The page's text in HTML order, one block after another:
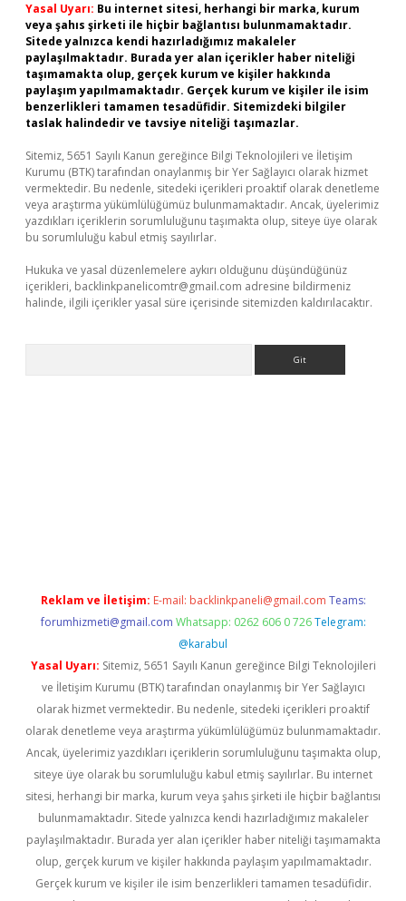
Yasal Uyarı: Bu internet sitesi, herhangi bir marka, kurum
veya şahıs şirketi ile hiçbir bağlantısı bulunmamaktadır.
Sitede yalnızca kendi hazırladığımız makaleler
paylaşılmaktadır. Burada yer alan içerikler haber niteliği
taşımamakta olup, gerçek kurum ve kişiler hakkında
paylaşım yapılmamaktadır. Gerçek kurum ve kişiler ile isim
benzerlikleri tamamen tesadüfidir. Sitemizdeki bilgiler
taslak halindedir ve tavsiye niteliği taşımazlar.
Sitemiz, 5651 Sayılı Kanun gereğince Bilgi Teknolojileri ve İletişim
Kurumu (BTK) tarafından onaylanmış bir Yer Sağlayıcı olarak hizmet
vermektedir. Bu nedenle, sitedeki içerikleri proaktif olarak denetleme
veya araştırma yükümlülüğümüz bulunmamaktadır. Ancak, üyelerimiz
yazdıkları içeriklerin sorumluluğunu taşımakta olup, siteye üye olarak
bu sorumluluğu kabul etmiş sayılırlar.
Hukuka ve yasal düzenlemelere aykırı olduğunu düşündüğünüz
içerikleri, backlinkpanelicomtr@gmail.com adresine bildirmeniz
halinde, ilgili içerikler yasal süre içerisinde sitemizden kaldırılacaktır.
Reklam ve İletişim: E-mail: backlinkpaneli@gmail.com Teams:
forumhizmeti@gmail.com Whatsapp: 0262 606 0 726 Telegram:
@karabul
Yasal Uyarı: Sitemiz, 5651 Sayılı Kanun gereğince Bilgi Teknolojileri
ve İletişim Kurumu (BTK) tarafından onaylanmış bir Yer Sağlayıcı
olarak hizmet vermektedir. Bu nedenle, sitedeki içerikleri proaktif
olarak denetleme veya araştırma yükümlülüğümüz bulunmamaktadır.
Ancak, üyelerimiz yazdıkları içeriklerin sorumluluğunu taşımakta olup,
siteye üye olarak bu sorumluluğu kabul etmiş sayılırlar. Bu internet
sitesi, herhangi bir marka, kurum veya şahıs şirketi ile hiçbir bağlantısı
bulunmamaktadır. Sitede yalnızca kendi hazırladığımız makaleler
paylaşılmaktadır. Burada yer alan içerikler haber niteliği taşımamakta
olup, gerçek kurum ve kişiler hakkında paylaşım yapılmamaktadır.
Gerçek kurum ve kişiler ile isim benzerlikleri tamamen tesadüfidir.